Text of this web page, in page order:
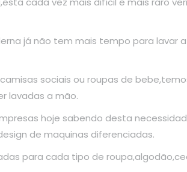
já não tem mais tempo para lavar
sociais ou roupas de
lavadas a mão.
hoje sabendo desta
de maquinas diferenciadas.
para cada tipo de